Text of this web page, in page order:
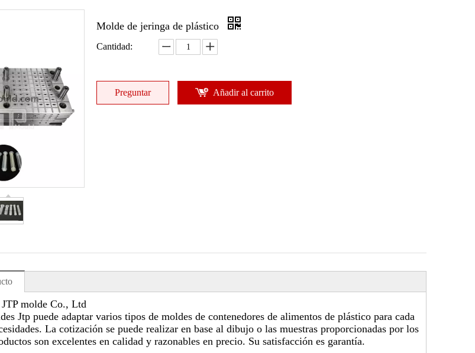
Molde de jeringa de plástico
Cantidad:
Preguntar Añadir al carrito
molde Co., Ltd
Jtp puede adaptar varios tipos de moldes de contenedores de alimentos de plástico para cada
La cotización se puede realizar en base al dibujo o las muestras proporcionadas por los
son excelentes en calidad y razonables en precio. Su satisfacción es garantía.